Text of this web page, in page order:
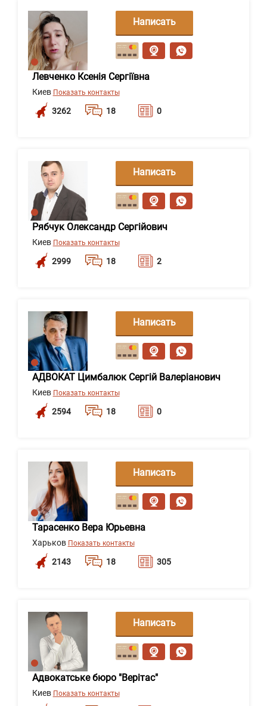
Левченко Ксенія Сергіївна
Киев Показать контакты
3262 18 0
Написать
сообщение
Рябчук Олександр Сергійович
Киев Показать контакты
2999 18 2
Написать
сообщение
АДВОКАТ Цимбалюк Сергій Валеріанович
Киев Показать контакты
2594 18 0
Написать
сообщение
Тарасенко Вера Юрьевна
Харьков Показать контакты
2143 18 305
Написать
сообщение
Адвокатське бюро "Верітас"
Киев Показать контакты
Написать
сообщение